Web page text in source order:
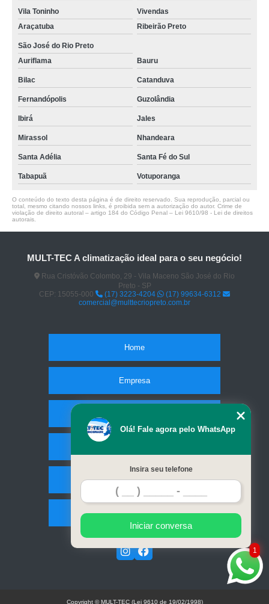
Vila Toninho
Vivendas
Araçatuba
Ribeirão Preto
São José do Rio Preto
Auriflama
Bauru
Bilac Catanduva
Fernandópolis Guzolândia
Ibirá Jales
Mirassol Nhandeara
Santa Adélia Santa Fé do Sul
Tabapuã Votuporanga
O conteúdo do texto desta página é de direito reservado. Sua reprodução, parcial ou
total, mesmo citando nossos links, é proibida sem a autorização do autor. Crime de
violação de direito autoral – artigo 184 do Código Penal – Lei 9610/98 - Lei de direitos
autorais
MULT-TEC A climatização ideal para o seu negócio!
Rua Cristóvão Colombo, 29 - Vila Maceno São José do Rio
Preto - SP
CEP: 15055-000
(17) 3223-4204
(17) 99634-6312
comercial@multtecriopreto.com.br
Home
Empresa
Contato
Mapa do site
1
Olá! Fale agora pelo WhatsApp
Insira seu telefone
Iniciar conversa
Copyright © MULT-TEC (Lei 9610 de 19/02/1998)